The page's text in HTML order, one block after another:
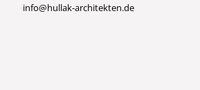
info@hullak-architekten.de